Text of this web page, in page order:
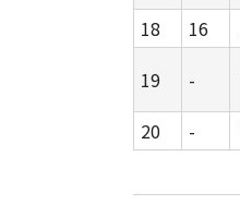
18
16
19
-
20
-